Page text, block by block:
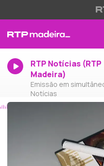
RTP Notícias (RTP
Madeira)
Emissão em
Notícias